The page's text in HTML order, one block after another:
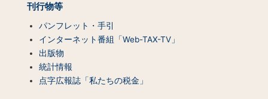
刊行物等
パンフレット・手引
インターネット番組「Web-TAX-TV」
出版物
統計情報
点字広報誌「私たちの税金」